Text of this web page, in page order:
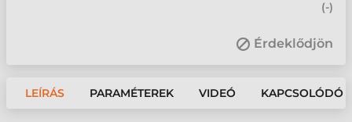
(-)
Érdeklődjön
LEÍRÁS PARAMÉTEREK VIDEÓ KAPCSOLÓDÓ